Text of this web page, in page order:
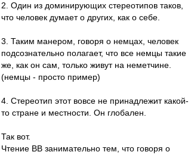
2. Один из доминирующих стереотипов таков,
что человек думает о других, как о себе.
3. Таким манером, говоря о немцах, человек
подсознательно полагает, что все немцы такие
же, как он сам, только живут на неметчине.
(немцы - просто пример)
4. Стереотип этот вовсе не принадлежит какой-
то стране и местности. Он глобален.
Так вот.
Чтение ВВ занимательно тем, что говоря о